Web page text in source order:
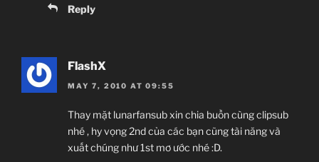
Reply
FlashX
MAY 7, 2010 AT 09:55
Thay mặt lunarfansub xin chia buồn cùng clipsub
nhé , hy vọng 2nd của các bạn cũng tài năng và
xuất chúng như 1st mơ ước nhé :D.